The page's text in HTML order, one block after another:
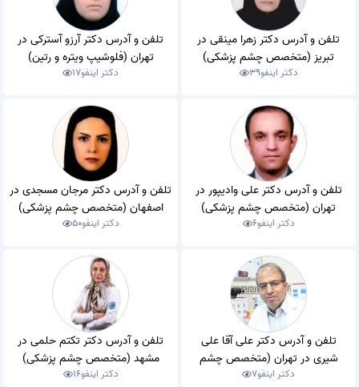
تلفن و آدرس دکتر زهرا مینقی در
تبریز (متخصص چشم پزشکی)
دکتر اینفو39
تلفن و آدرس دکتر آرزو آسترکی در
تهران (فلوشیپ ویتره و رتین)
دکتر اینفو17
تلفن و آدرس دکتر علی وادیپور در
تهران (متخصص چشم پزشکی)
دکتر اینفو6
تلفن و آدرس دکتر مرجان مسجدی در
اصفهان (متخصص چشم پزشکی)
دکتر اینفو50
تلفن و آدرس دکتر علی آقا علی
شیری در تهران (متخصص چشم
پزشکی)
دکتر اینفو7
تلفن و آدرس دکتر تکتم حلمی در
مشهد (متخصص چشم پزشکی)
دکتر اینفو16